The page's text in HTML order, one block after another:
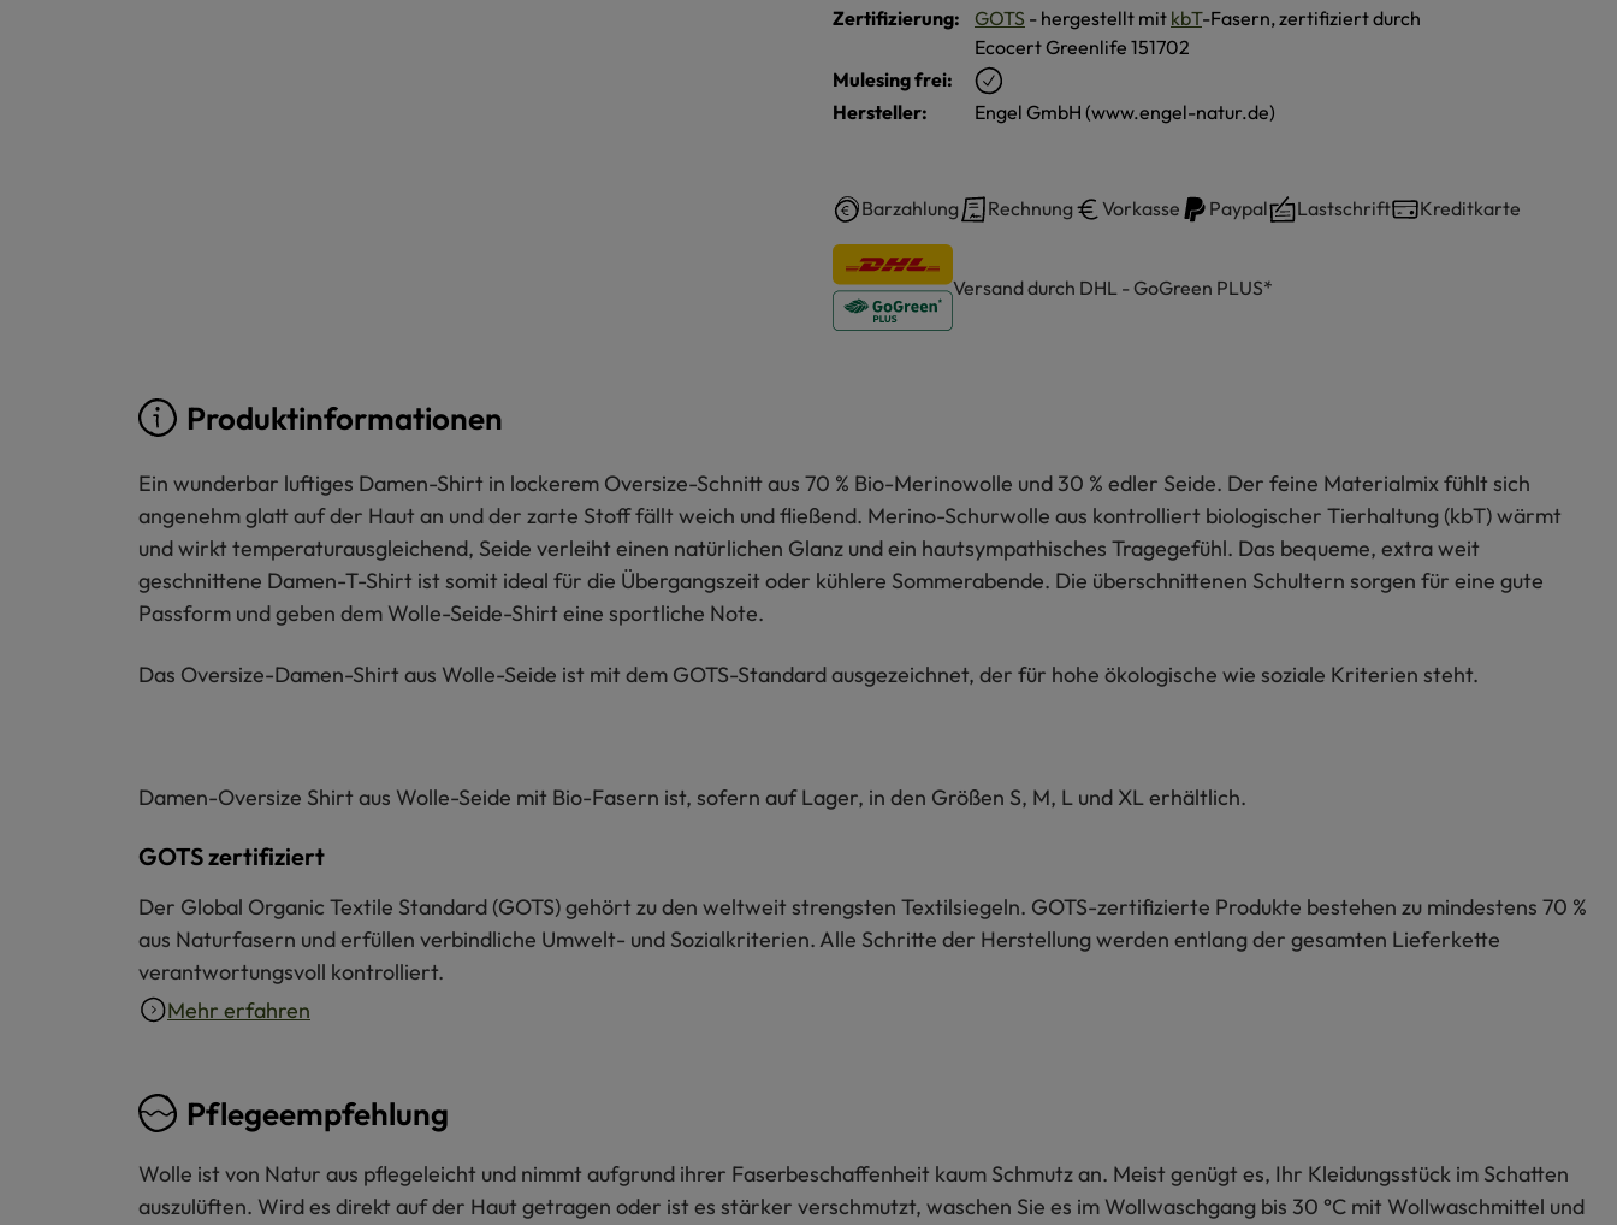
Zertifizierung:
GOTS - hergestellt mit kbT-Fasern, zertifiziert durch
Ecocert Greenlife 151702
Mulesing frei:
Hersteller:
Engel GmbH (www.engel-natur.de)
Barzahlung Rechnung Vorkasse Paypal Lastschrift Kreditkarte
Versand durch DHL - GoGreen PLUS*
Produktinformationen
Ein wunderbar luftiges Damen-Shirt in lockerem Oversize-Schnitt aus 70 % Bio-Merinowolle und 30 % edler Seide. Der feine Materialmix fühlt sich
angenehm glatt auf der Haut an und der zarte Stoff fällt weich und fließend. Merino-Schurwolle aus kontrolliert biologischer Tierhaltung (kbT) wärmt
und wirkt temperaturausgleichend, Seide verleiht einen natürlichen Glanz und ein hautsympathisches Tragegefühl. Das bequeme, extra weit
geschnittene Damen-T-Shirt ist somit ideal für die Übergangszeit oder kühlere Sommerabende. Die überschnittenen Schultern sorgen für eine gute
Passform und geben dem Wolle-Seide-Shirt eine sportliche Note.
Das Oversize-Damen-Shirt aus Wolle-Seide ist mit dem GOTS-Standard ausgezeichnet, der für hohe ökologische wie soziale Kriterien steht.
Damen-Oversize Shirt aus Wolle-Seide mit Bio-Fasern ist, sofern auf Lager, in den Größen S, M, L und XL erhältlich.
GOTS zertifiziert
Der Global Organic Textile Standard (GOTS) gehört zu den weltweit strengsten Textilsiegeln. GOTS-zertifizierte Produkte bestehen zu mindestens 70 %
aus Naturfasern und erfüllen verbindliche Umwelt- und Sozialkriterien. Alle Schritte der Herstellung werden entlang der gesamten Lieferkette
verantwortungsvoll kontrolliert.
Mehr erfahren
Pflegeempfehlung
Wolle ist von Natur aus pflegeleicht und nimmt aufgrund ihrer Faserbeschaffenheit kaum Schmutz an. Meist genügt es, Ihr Kleidungsstück im Schatten
auszulüften. Wird es direkt auf der Haut getragen oder ist es stärker verschmutzt, waschen Sie es im Wollwaschgang bis 30 °C mit Wollwaschmittel und